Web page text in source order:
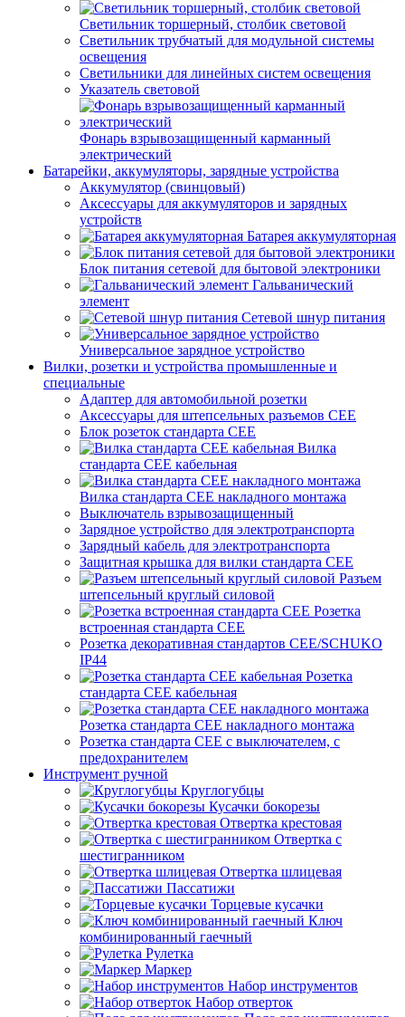
Светильник торшерный, столбик световой
Светильник трубчатый для модульной системы
освещения
Светильники для линейных систем освещения
Указатель световой
Фонарь взрывозащищенный карманный
электрический
Батарейки, аккумуляторы, зарядные устройства
Аккумулятор (свинцовый)
Аксессуары для аккумуляторов и зарядных
устройств
Батарея аккумуляторная
Блок питания сетевой для бытовой электроники
Гальванический
элемент
Сетевой шнур питания
Универсальное зарядное устройство
Вилки, розетки и устройства промышленные и
специальные
Адаптер для автомобильной розетки
Аксессуары для штепсельных разъемов CEE
Блок розеток стандарта CEE
Вилка
стандарта CEE кабельная
Вилка стандарта CEE накладного монтажа
Выключатель взрывозащищенный
Зарядное устройство для электротранспорта
Зарядный кабель для электротранспорта
Защитная крышка для вилки стандарта CEE
Разъем
штепсельный круглый силовой
Розетка
встроенная стандарта CEE
Розетка декоративная стандартов CEE/SCHUKO
IP44
Розетка
стандарта СЕЕ кабельная
Розетка стандарта СЕЕ накладного монтажа
Розетка стандарта СЕЕ с выключателем, с
предохранителем
Инструмент ручной
Круглогубцы
Кусачки бокорезы
Отвертка крестовая
Отвертка с
шестигранником
Отвертка шлицевая
Пассатижи
Торцевые кусачки
Ключ
комбинированный гаечный
Рулетка
Маркер
Набор инструментов
Набор отверток